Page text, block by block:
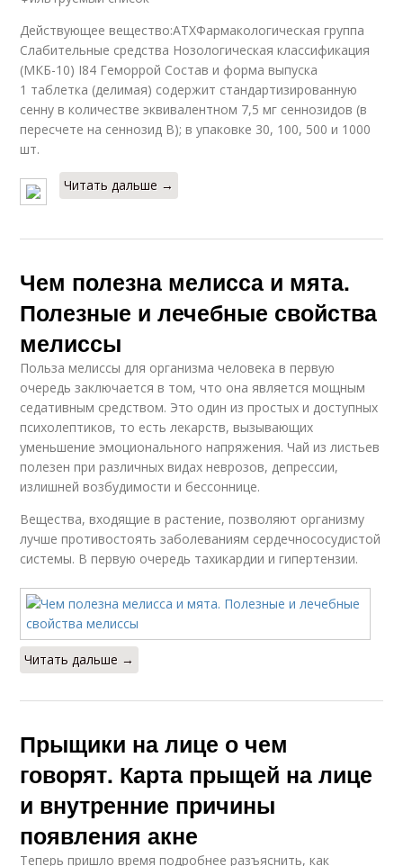
Действующее вещество:АТХФармакологическая группа
Слабительные средства Нозологическая классификация
(МКБ-10) I84 Геморрой Состав и форма выпуска
1 таблетка (делимая) содержит стандартизированную
сенну в количестве эквивалентном 7,5 мг сеннозидов (в
пересчете на сеннозид B); в упаковке 30, 100, 500 и 1000
шт.
Читать дальше →
Чем полезна мелисса и мята.
Полезные и лечебные свойства
мелиссы
Польза мелиссы для организма человека в первую
очередь заключается в том, что она является мощным
седативным средством. Это один из простых и доступных
психолептиков, то есть лекарств, вызывающих
уменьшение эмоционального напряжения. Чай из листьев
полезен при различных видах неврозов, депрессии,
излишней возбудимости и бессоннице.
Вещества, входящие в растение, позволяют организму
лучше противостоять заболеваниям сердечнососудистой
системы. В первую очередь тахикардии и гипертензии.
Читать дальше →
Прыщики на лице о чем
говорят. Карта прыщей на лице
и внутренние причины
появления акне
Теперь пришло время подробнее разъяснить, как